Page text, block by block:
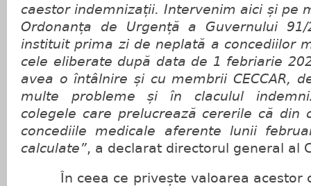
caestor indemnizații. Intervenim aici și pe
Ordonanța de Urgență a Guvernului
instituit prima zi de neplată a concediilor
cele eliberate după data de 1 febriarie
avea o întâlnire și cu membrii CECCAR,
multe probleme și în claculul
colegele care prelucrează cererile că din
concediile medicale aferente lunii
calculate”, a declarat directorul general al
În ceea ce privește valoarea acestor